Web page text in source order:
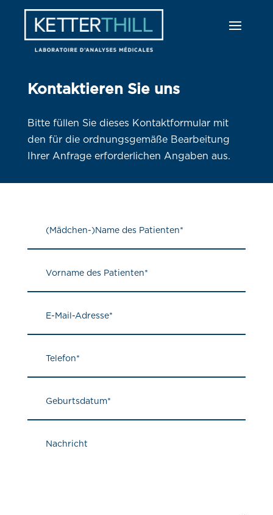
Kontaktieren Sie uns
Bitte füllen Sie dieses Kontaktformular mit
den für die ordnungsgemäße Bearbeitung
Ihrer Anfrage erforderlichen Angaben aus.